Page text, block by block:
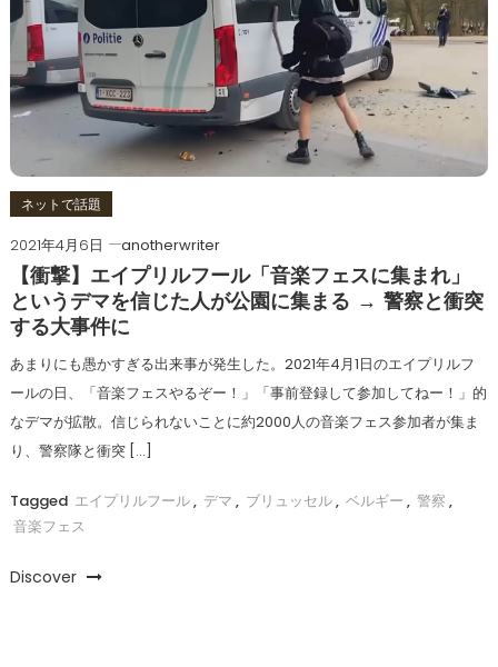
ネットで話題
2021年4月6日
anotherwriter
【衝撃】エイプリルフール「音楽フェスに集まれ」
というデマを信じた人が公園に集まる → 警察と衝突
する大事件に
あまりにも愚かすぎる出来事が発生した。2021年4月1日のエイプリルフ
ールの日、「音楽フェスやるぞー！」「事前登録して参加してねー！」的
なデマが拡散。信じられないことに約2000人の音楽フェス参加者が集ま
り、警察隊と衝突 […]
Tagged エイプリルフール, デマ , ブリュッセル, ベルギー , 警察 ,
音楽フェス
Discover